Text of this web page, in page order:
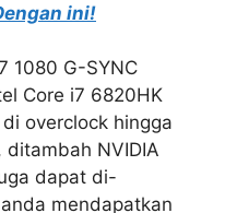
ini!
1080 G-SYNC
Core i7 6820HK
overclock hingga
NVIDIA
dapat di-
mendapatkan